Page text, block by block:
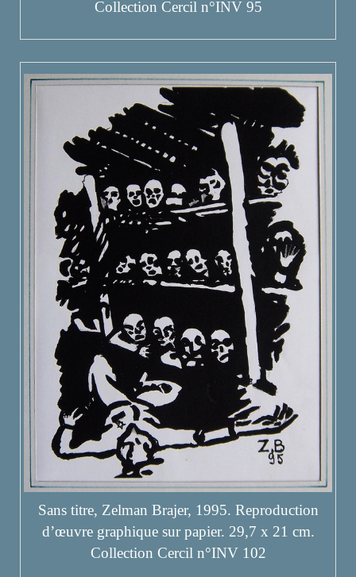
Collection Cercil n°INV 95
Sans titre, Zelman Brajer, 1995. Reproduction
d’œuvre graphique sur papier. 29,7 x 21 cm.
Collection Cercil n°INV 102